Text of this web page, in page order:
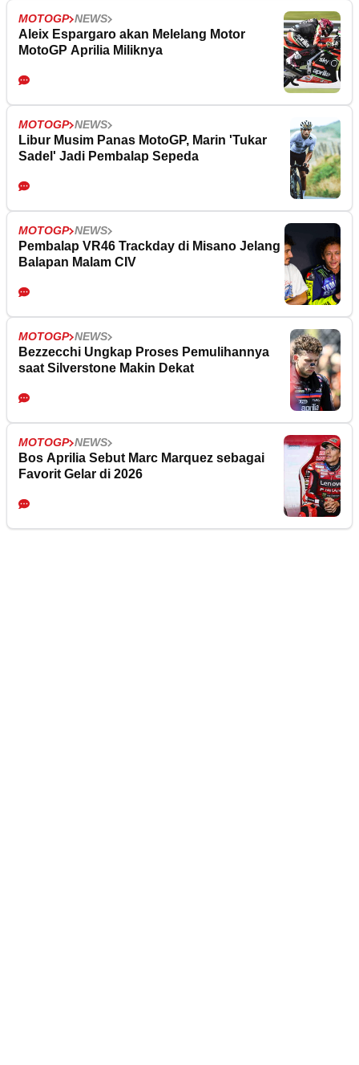
MOTOGP NEWS
Aleix Espargaro akan Melelang Motor
MotoGP Aprilia Miliknya
MOTOGP NEWS
Libur Musim Panas MotoGP, Marin 'Tukar
Sadel' Jadi Pembalap Sepeda
MOTOGP NEWS
Pembalap VR46 Trackday di Misano Jelang
Balapan Malam CIV
MOTOGP NEWS
Bezzecchi Ungkap Proses Pemulihannya
saat Silverstone Makin Dekat
MOTOGP NEWS
Bos Aprilia Sebut Marc Marquez sebagai
Favorit Gelar di 2026